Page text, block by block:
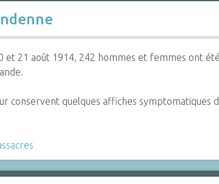
et 21 août 1914, 242 hommes et femmes ont
conservent quelques affiches